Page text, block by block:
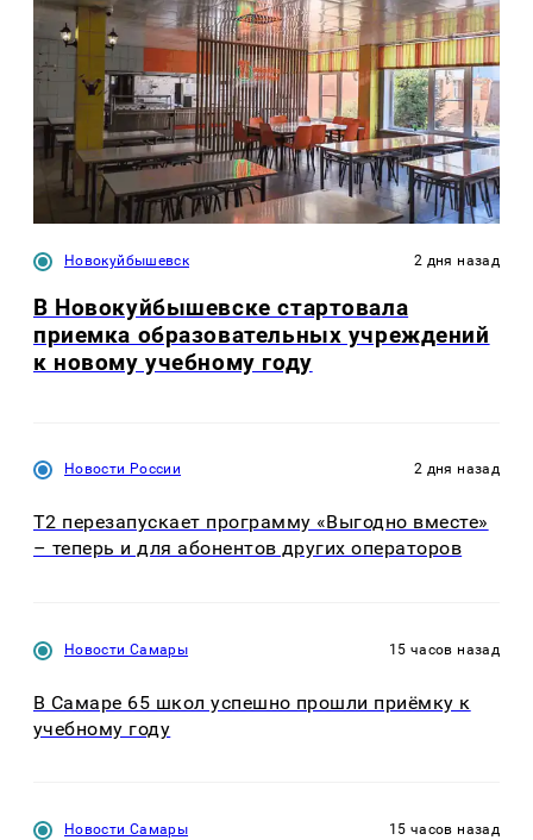
Новокуйбышевск 2 дня назад
В Новокуйбышевске стартовала
приемка образовательных учреждений
к новому учебному году
Новости России 2 дня назад
Т2 перезапускает программу «Выгодно вместе»
– теперь и для абонентов других операторов
Новости Самары 15 часов назад
В Самаре 65 школ успешно прошли приёмку к
учебному году
Новости Самары 15 часов назад